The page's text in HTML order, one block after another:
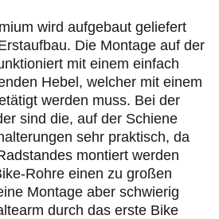
wird aufgebaut geliefert
Die Montage auf der
mit einem einfach
Hebel, welcher mit einem
werden muss. Bei der
sind die, auf der Schiene
sehr praktisch, da
montiert werden
Rohre einen zu großen
Montage aber schwierig
durch das erste Bike